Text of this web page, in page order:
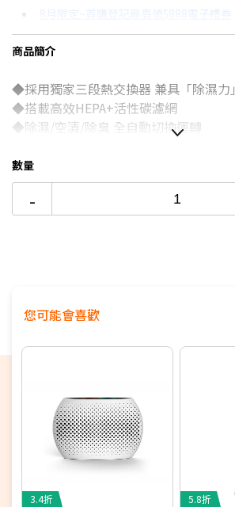
12期
24期
$1,963
$1,009
8月限定~首購登記最高領$888電子禮券
台灣大哥大Open Possible聯名卡滿額
除濕機挑選七大重點！→點我看達人教
商品簡介
◆採用獨家三段熱交換器 兼具「除濕力
◆搭載高效HEPA+活性碳濾網
◆除濕/空清/除臭 全自動切換運轉
數量
-
您可能會喜歡
3.4折 5.8折